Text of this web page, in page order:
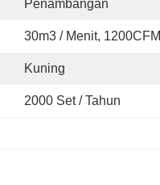
Penambangan
30m3 / Menit, 1200CFM
Kuning
2000 Set / Tahun